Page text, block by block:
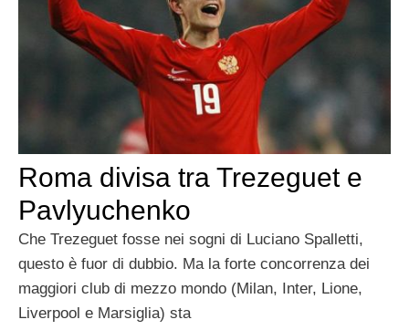
Roma divisa tra Trezeguet e
Pavlyuchenko
Che Trezeguet fosse nei sogni di Luciano Spalletti,
questo è fuor di dubbio. Ma la forte concorrenza dei
maggiori club di mezzo mondo (Milan, Inter, Lione,
Liverpool e Marsiglia) sta